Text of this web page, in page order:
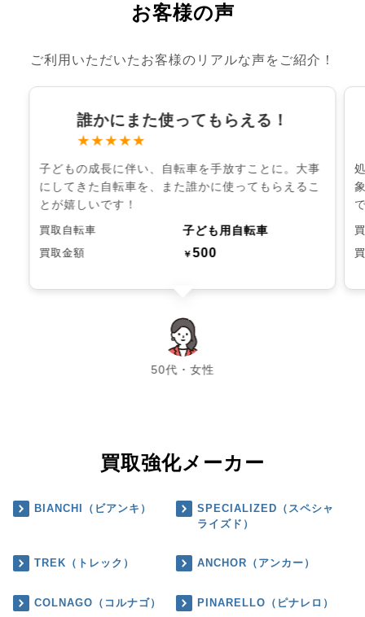
お客様の声
ご利用いただいたお客様のリアルな声をご紹介！
誰かにまた使ってもらえる！
★★★★★
子どもの成長に伴い、自転車を手放すことに。大事
にしてきた自転車を、また誰かに使ってもらえるこ
とが嬉しいです！
買取自転車 子ども用自転車
買取金額 ￥500
50代・女性
chevron_left chevron_right
買取強化メーカー
BIANCHI（ビアンキ）
SPECIALIZED（スペシャ
ライズド）
TREK（トレック） ANCHOR（アンカー）
COLNAGO（コルナゴ） PINARELLO（ピナレロ）